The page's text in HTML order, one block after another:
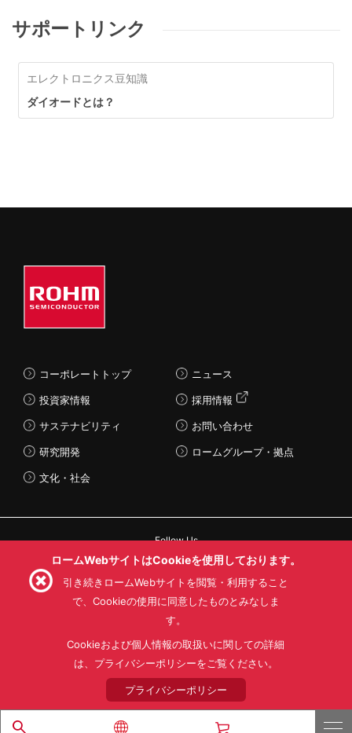
サポートリンク
エレクトロニクス豆知識
ダイオードとは？
コーポレートトップ
投資家情報
サステナビリティ
研究開発
文化・社会
ニュース
採用情報
お問い合わせ
ロームグループ・拠点
Follow Us
利用目的
プライバシーポリシー
サイトマップ
ローム製品の販売に関する標準契約条件書(PDF)
© 1997 - 2026 ROHM CO., LTD. ALL RIGHTS RESERVED.
ロームWebサイトはCookieを使用しております。
引き続きロームWebサイトを閲覧・利用すること
で、Cookieの使用に同意したものとみなしま
す。
Cookieおよび個人情報の取扱いに関しての詳細
は、プライバシーポリシーをご覧ください。
プライバシーポリシー